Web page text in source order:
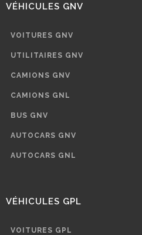
VÉHICULES GNV
VOITURES GNV
UTILITAIRES GNV
CAMIONS GNV
CAMIONS GNL
BUS GNV
AUTOCARS GNV
AUTOCARS GNL
VÉHICULES GPL
VOITURES GPL